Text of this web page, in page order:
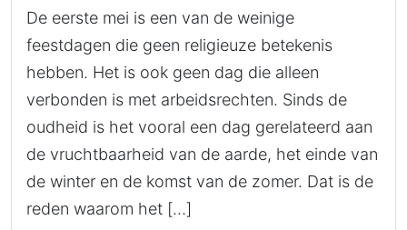
De eerste mei is een van de weinige
feestdagen die geen religieuze betekenis
hebben. Het is ook geen dag die alleen
verbonden is met arbeidsrechten. Sinds de
oudheid is het vooral een dag gerelateerd aan
de vruchtbaarheid van de aarde, het einde van
de winter en de komst van de zomer. Dat is de
reden waarom het […]